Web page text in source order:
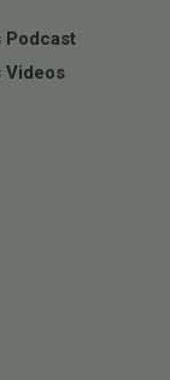
Podcast
Videos